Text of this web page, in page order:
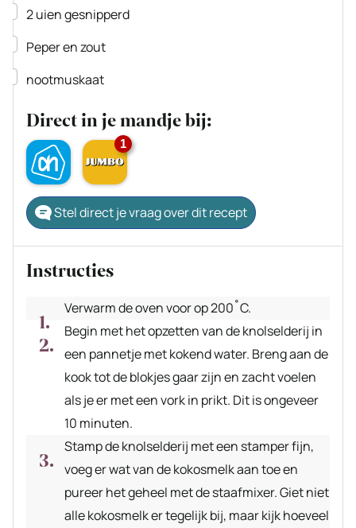
▢
2uiengesnipperd
▢
Peper en zout
▢
nootmuskaat
Direct in je mandje bij:
1
Stel direct je vraag over dit recept
Instructies
Verwarm de oven voor op 200˚C.
Begin met het opzetten van de knolselderij in
een pannetje met kokend water. Breng aan de
kook tot de blokjes gaar zijn en zacht voelen
als je er met een vork in prikt. Dit is ongeveer
10 minuten.
Stamp de knolselderij met een stamper fijn,
voeg er wat van de kokosmelk aan toe en
pureer het geheel met de staafmixer. Giet niet
alle kokosmelk er tegelijk bij, maar kijk hoeveel